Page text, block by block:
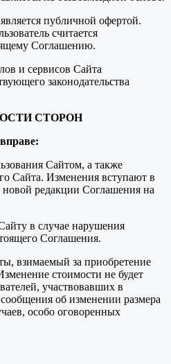
публичной офертой.
считается
Соглашению.
и сервисов Сайта
законодательства
СТОРОН
Сайтом, а также
Сайта. Изменения вступают в
редакции Соглашения на
в случае нарушения
Соглашения.
взимаемый за приобретение
стоимости не будет
участвовавших в
об изменении размера
особо оговоренных